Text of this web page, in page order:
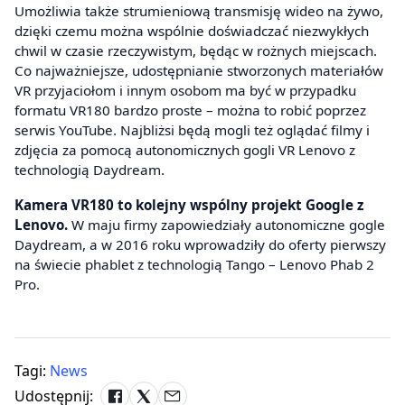
Umożliwia także strumieniową transmisję wideo na żywo,
dzięki czemu można wspólnie doświadczać niezwykłych
chwil w czasie rzeczywistym, będąc w rożnych miejscach.
Co najważniejsze, udostępnianie stworzonych materiałów
VR przyjaciołom i innym osobom ma być w przypadku
formatu VR180 bardzo proste – można to robić poprzez
serwis YouTube. Najbliżsi będą mogli też oglądać filmy i
zdjęcia za pomocą autonomicznych gogli VR Lenovo z
technologią Daydream.
Kamera VR180 to kolejny wspólny projekt Google z
Lenovo. W maju firmy zapowiedziały autonomiczne gogle
Daydream, a w 2016 roku wprowadziły do oferty pierwszy
na świecie phablet z technologią Tango – Lenovo Phab 2
Pro.
Tagi: News
Udostępnij: